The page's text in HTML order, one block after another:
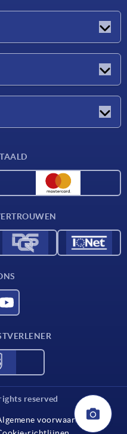
reserved
voorwaarden